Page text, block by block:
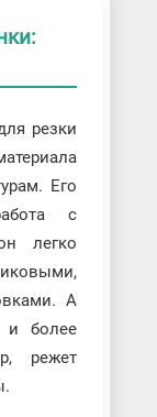
резки
Его
с
легко
А
и более
режет